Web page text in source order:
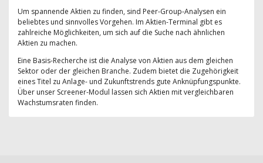
Um spannende Aktien zu finden, sind Peer-Group-Analysen ein
beliebtes und sinnvolles Vorgehen. Im Aktien-Terminal gibt es
zahlreiche Möglichkeiten, um sich auf die Suche nach ähnlichen
Aktien zu machen.
Eine Basis-Recherche ist die Analyse von Aktien aus dem gleichen
Sektor oder der gleichen Branche. Zudem bietet die Zugehörigkeit
eines Titel zu Anlage- und Zukunftstrends gute Anknüpfungspunkte.
Über unser Screener-Modul lassen sich Aktien mit vergleichbaren
Wachstumsraten finden.